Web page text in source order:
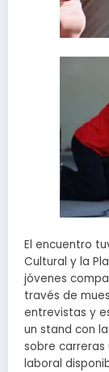
El encuentro
Cultural y la
jóvenes
través de
entrevistas y
un stand con
sobre carreras
laboral